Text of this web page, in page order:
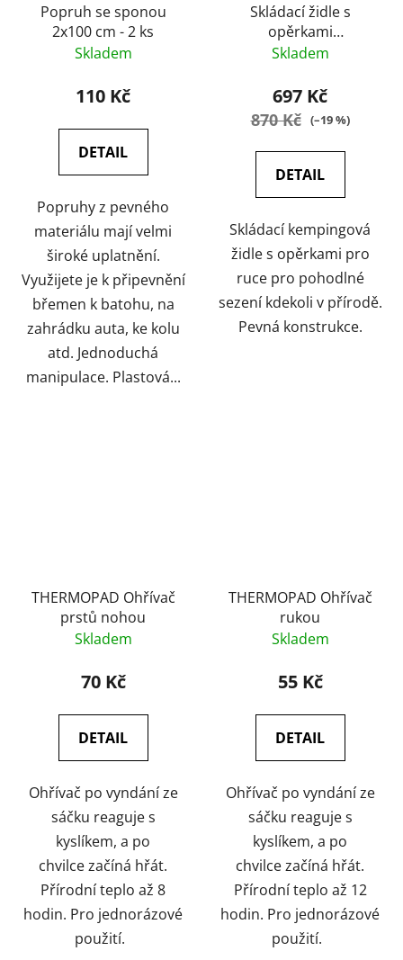
Popruh se sponou
2x100 cm - 2 ks
Skladem
110 Kč
DETAIL
Popruhy z pevného
materiálu mají velmi
široké uplatnění.
Využijete je k připevnění
břemen k batohu, na
zahrádku auta, ke kolu
atd. Jednoduchá
manipulace. Plastová...
Skládací židle s
opěrkami
HIGHLANDER MORAY -
Skladem
697 Kč
870 Kč (–19 %)
DETAIL
Skládací kempingová
židle s opěrkami pro
ruce pro pohodlné
sezení kdekoli v přírodě.
Pevná konstrukce.
THERMOPAD Ohřívač
prstů nohou
Skladem
70 Kč
DETAIL
Ohřívač po vyndání ze
sáčku reaguje s
kyslíkem, a po
chvilce začíná hřát.
Přírodní teplo až 8
hodin. Pro jednorázové
použití.
THERMOPAD Ohřívač
rukou
Skladem
55 Kč
DETAIL
Ohřívač po vyndání ze
sáčku reaguje s
kyslíkem, a po
chvilce začíná hřát.
Přírodní teplo až 12
hodin. Pro jednorázové
použití.